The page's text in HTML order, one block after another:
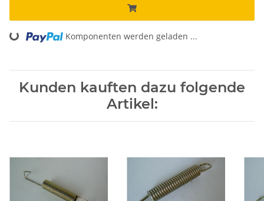
Loading... Komponenten werden geladen ...
Kunden kauften dazu folgende
Artikel: